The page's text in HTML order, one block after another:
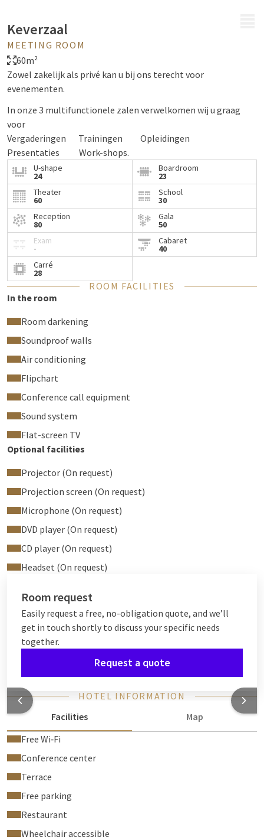
Keverzaal
MEETING ROOM
60m²
Zowel zakelijk als privé kan u bij ons terecht voor
evenementen.
In onze 3 multifunctionele zalen verwelkomen wij u graag
voor
Vergaderingen Trainingen Opleidingen
Presentaties Work-shops.
Maar ook voor familiefeesten en etentjes zoals
Recepties Buffetten Menu´s
Walkingdiners Babyborrels Koffietafels.
Naast onze multifunctionele zalen zijn er ook nog 5
boardrooms.
Ideaal voor oa.
Brainstormsessies
One on one meetings
Professionele voorstellingen van producten
Onze zalen zijn voorzien van met alle moderne comforten
om uw meeting vlot en professioneel te laten verlopen.
Alle zalen zijn standaard uitgerust met flipchart en
vergaderbox, 55inch flatscreen (aansluiting pc HDMI of VGA) ,
gratis draadloos internet.
U-shape
24
Boardroom
23
Theater
60
School
30
Reception
80
Gala
50
Exam
-
Cabaret
40
Carré
28
ROOM FACILITIES
In the room
Room darkening
Soundproof walls
Air conditioning
Flipchart
Conference call equipment
Sound system
Flat-screen TV
Optional facilities
Projector (On request)
Projection screen (On request)
Microphone (On request)
DVD player (On request)
CD player (On request)
Headset (On request)
Room request
Easily request a free, no-obligation quote, and we’ll
get in touch shortly to discuss your specific needs
together.
Request a quote
HOTEL INFORMATION
Facilities
Map
Free Wi‑Fi
Conference center
Terrace
Free parking
Restaurant
Wheelchair accessible